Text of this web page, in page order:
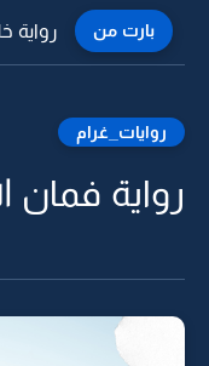
بارت من رواية
روايات_غرام
رواية فمان